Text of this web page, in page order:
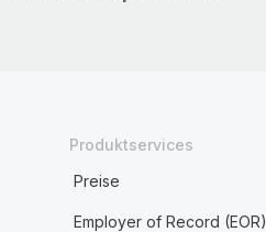
Produktservices
Preise
Employer of Record (EOR)